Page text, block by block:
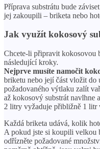
Příprava substrátu bude
jej zakoupili – briketa nebo
Jak využít kokosový
Chcete-li připravit kokosovou
následující kroky.
Nejprve musíte namočit
briketu nebo její část vložit
požadovaného výtlaku zalít
až kokosový substrát navlhne
2 litry vyžaduje přibližně 1 litr
Každá briketa udává, kolik
A pokud jste si koupili velkou
odřízněte požadované